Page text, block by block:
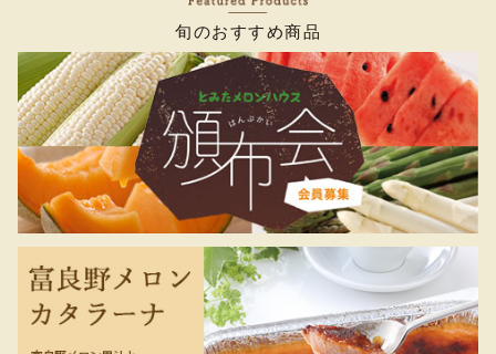
旬のおすすめ商品